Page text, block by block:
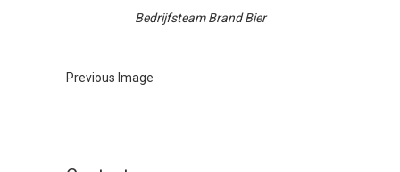
Bedrijfsteam Brand Bier
Previous Image